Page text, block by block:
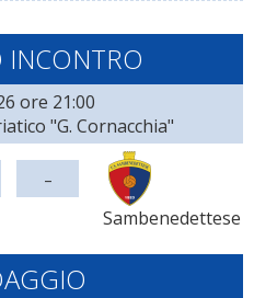
INCONTRO
ore 21:00
"G. Cornacchia"
-
Sambenedettese